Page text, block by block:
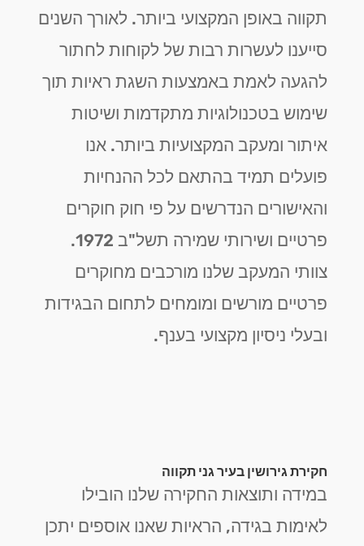
תקווה באופן המקצועי ביותר. לאורך השנים
סייענו לעשרות רבות של לקוחות לחתור
להגעה לאמת באמצעות השגת ראיות תוך
שימוש בטכנולוגיות מתקדמות ושיטות
איתור ומעקב המקצועיות ביותר. אנו
פועלים תמיד בהתאם לכל ההנחיות
והאישורים הנדרשים על פי חוק חוקרים
פרטיים ושירותי שמירה תשל"ב 1972.
צוותי המעקב שלנו מורכבים מחוקרים
פרטיים מורשים ומומחים לתחום הבגידות
ובעלי ניסיון מקצועי בענף.
חקירת גירושין בעיר גני תקווה
במידה ותוצאות החקירה שלנו הובילו
לאימות בגידה, הראיות שאנו אוספים יתכן